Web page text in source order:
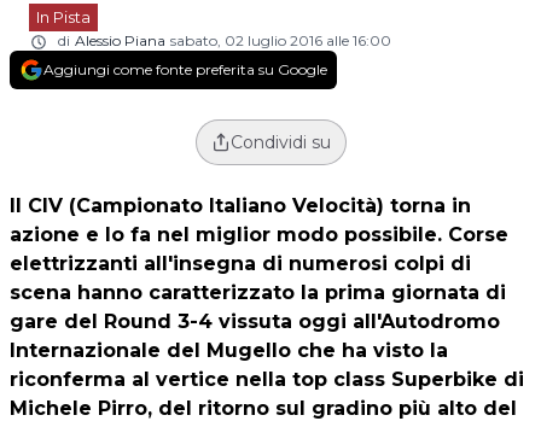
In Pista
di Alessio Piana sabato, 02 luglio 2016 alle 16:00
Aggiungi come fonte preferita su Google
Condividi su
Il CIV (Campionato Italiano Velocità) torna in
azione e lo fa nel miglior modo possibile. Corse
elettrizzanti all'insegna di numerosi colpi di
scena hanno caratterizzato la prima giornata di
gare del Round 3-4 vissuta oggi all'Autodromo
Internazionale del Mugello che ha visto la
riconferma al vertice nella top class Superbike di
Michele Pirro, del ritorno sul gradino più alto del